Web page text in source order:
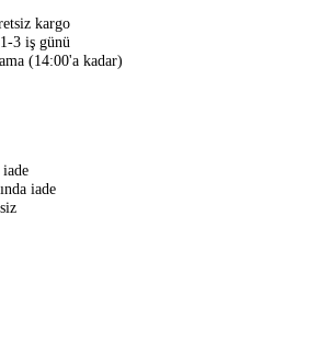
kargo
3 iş günü
(14:00'a kadar)
iade